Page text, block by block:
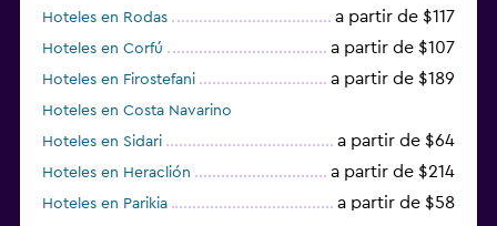
Hoteles en Rodas a partir de $117
Hoteles en Corfú a partir de $107
Hoteles en Firostefani a partir de $189
Hoteles en Costa Navarino
Hoteles en Sidari
a partir de $64
Hoteles en Heraclión a partir de $214
Hoteles en Parikia a partir de $58